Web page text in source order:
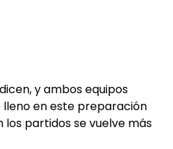
y ambos equipos
en este preparación
los partidos se vuelve más